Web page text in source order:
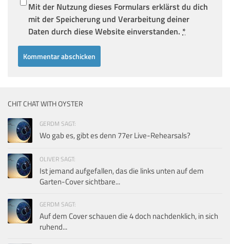
Mit der Nutzung dieses Formulars erklärst du dich
mit der Speicherung und Verarbeitung deiner
Daten durch diese Website einverstanden. *
CHIT CHAT WITH OYSTER
GERDM SAGT:
Wo gab es, gibt es denn 77er Live-Rehearsals?
OLIVER SAGT:
Ist jemand aufgefallen, das die links unten auf dem
Garten-Cover sichtbare...
GERDM SAGT:
Auf dem Cover schauen die 4 doch nachdenklich, in sich
ruhend...